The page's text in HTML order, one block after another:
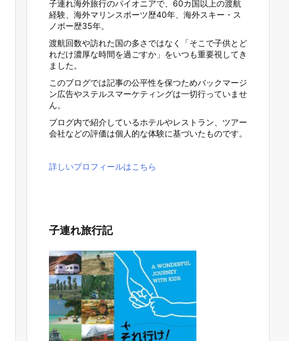
子連れ海外旅行のパイオニアで、60カ国以上の渡航
経験、海外マリンスポーツ歴40年、海外スキー・ス
ノボー歴35年。
渡航回数や訪れた国の多さではなく「そこで子供とど
れだけ濃厚な時間を過ごすか」をいつも重要視してき
ました。
このブログでは記事の公平性を保つためバックマージ
ン広告やステルスマーケティングは一切行っていませ
ん。
ブログ内で紹介しているホテルやレストラン、ツアー
会社などの評価は個人的な体験に基づいたものです。
詳しいプロフィールはこちら
子連れ旅行記